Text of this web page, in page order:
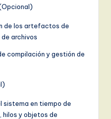
de los artefactos de
archivos
compilación y gestión de
sistema en tiempo de
hilos y objetos de